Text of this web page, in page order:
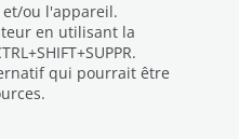
ou l'appareil.
en utilisant la
qui pourrait être